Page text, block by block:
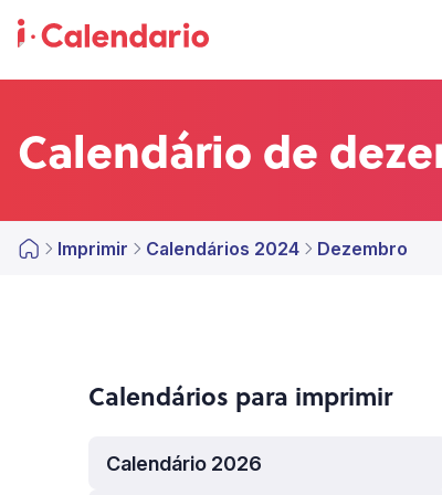
Calendário de
Imprimir Calendários 2024 Dezembro
Calendários para imprimir
Calendário 2026